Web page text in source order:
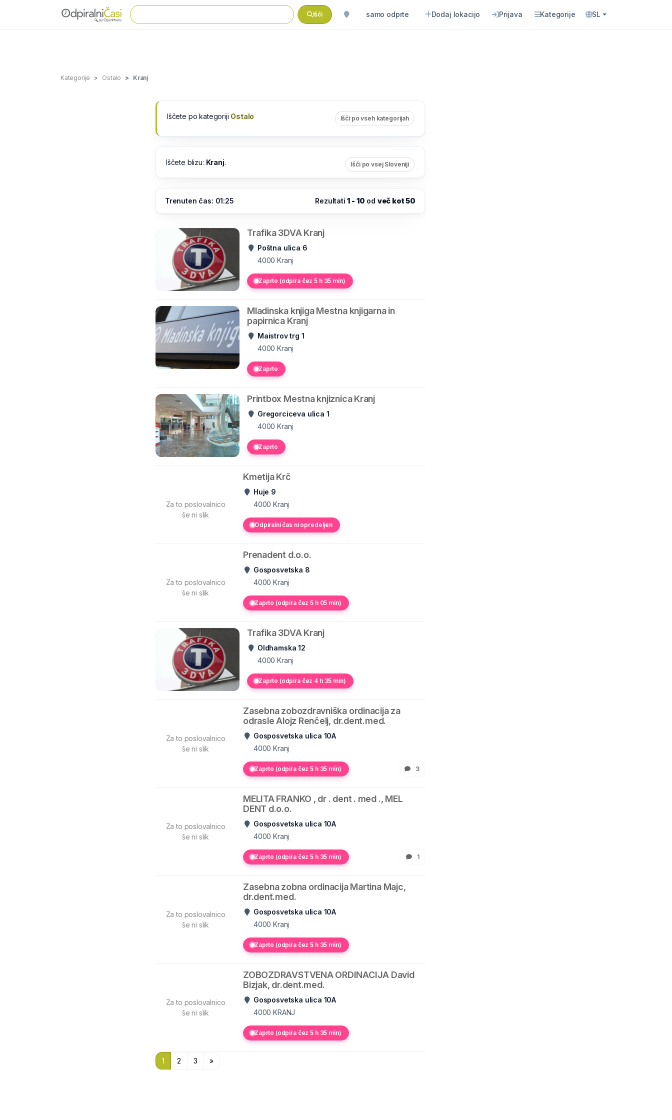
Išči samo odprte Dodaj lokacijo Prijava Kategorije SL
Kategorije Ostalo Kranj
Iščete po kategoriji Ostalo Išči po vseh kategorijah
Iščete blizu: Kranj. Išči po vsej Sloveniji
Trenuten čas: 01:25 Rezultati1 - 10 od več kot 50
Trafika 3DVA Kranj
Poštna ulica 6
4000 Kranj
Zaprto (odpira čez 5 h 35 min)
Mladinska knjiga Mestna knjigarna in
papirnica Kranj
Maistrov trg 1
4000 Kranj
Zaprto
Printbox Mestna knjiznica Kranj
Gregorciceva ulica 1
4000 Kranj
Zaprto
Za to poslovalnico
še ni slik
Kmetija Krč
Huje 9
4000 Kranj
Odpiralni čas ni opredeljen
Za to poslovalnico
še ni slik
Prenadent d.o.o.
Gosposvetska 8
4000 Kranj
Zaprto (odpira čez 5 h 05 min)
Trafika 3DVA Kranj
Oldhamska 12
4000 Kranj
Zaprto (odpira čez 4 h 35 min)
Za to poslovalnico
še ni slik
Zasebna zobozdravniška ordinacija za
odrasle Alojz Renčelj, dr.dent.med.
Gosposvetska ulica 10A
4000 Kranj
Zaprto (odpira čez 5 h 35 min) 3
Za to poslovalnico
še ni slik
MELITA FRANKO , dr . dent . med ., MEL
DENT d.o.o.
Gosposvetska ulica 10A
4000 Kranj
Zaprto (odpira čez 5 h 35 min) 1
Za to poslovalnico
še ni slik
Zasebna zobna ordinacija Martina Majc,
dr.dent.med.
Gosposvetska ulica 10A
4000 Kranj
Zaprto (odpira čez 5 h 35 min)
Za to poslovalnico
še ni slik
ZOBOZDRAVSTVENA ORDINACIJA David
Bizjak, dr.dent.med.
Gosposvetska ulica 10A
4000 KRANJ
Zaprto (odpira čez 5 h 35 min)
1 2 3 »